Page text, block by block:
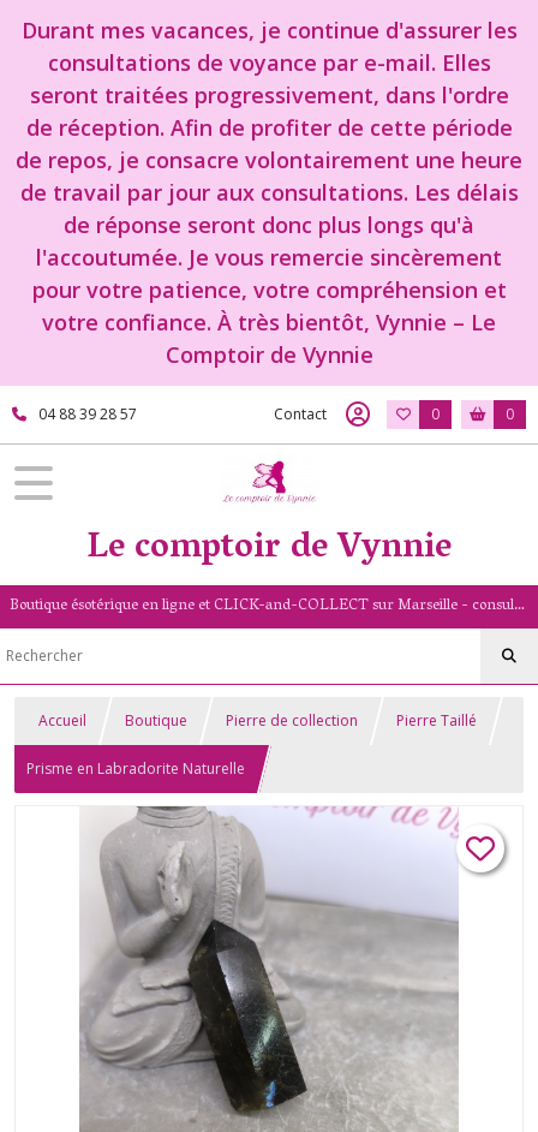
Durant mes vacances, je continue d'assurer les
consultations de voyance par e-mail. Elles
seront traitées progressivement, dans l'ordre
de réception. Afin de profiter de cette période
de repos, je consacre volontairement une heure
de travail par jour aux consultations. Les délais
de réponse seront donc plus longs qu'à
l'accoutumée. Je vous remercie sincèrement
pour votre patience, votre compréhension et
votre confiance. À très bientôt, Vynnie – Le
Comptoir de Vynnie
04 88 39 28 57 Contact 0 0
Le comptoir de Vynnie
Boutique ésotérique en ligne et CLICK-and-COLLECT sur Marseille - consultation de voyance par mail - livret numérologique (13/PACA)
Accueil Boutique Pierre de collection Pierre Taillé
Prisme en Labradorite Naturelle